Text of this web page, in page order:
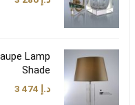
Lamp
Shade
د.إ